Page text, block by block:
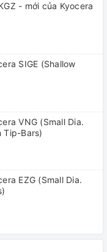
- mới của Kyocera
SIGE (Shallow
VNG (Small Dia.
Tip-Bars)
EZG (Small Dia.